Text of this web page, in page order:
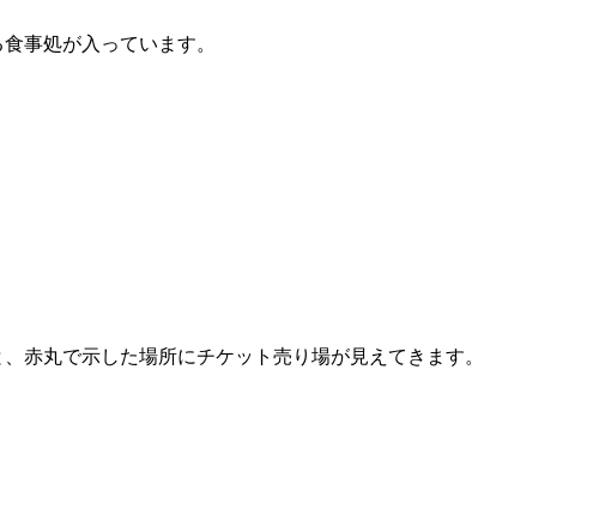
事処が入っています。
赤丸で示した場所にチケット売り場が見えてきます。